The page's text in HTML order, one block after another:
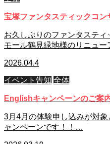
宝塚ファンタスティックコン
お久しぶりのファンタステ
モール鶴見緑地様のリニュ
2026.04.4
イベント告知 全体
Englishキャンペーンのご
3月4月の体験申し込みが対
ャンペーンです！！…